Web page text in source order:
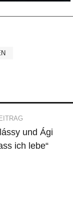
und Ági
ich lebe“